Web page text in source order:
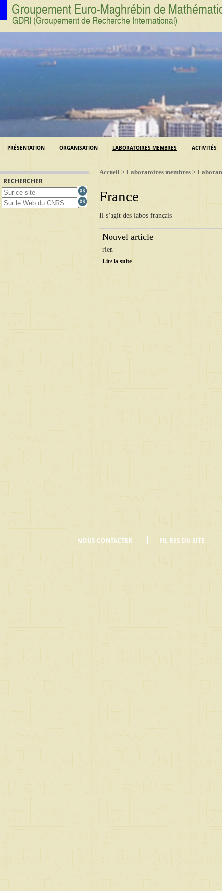
Groupement Euro-Maghrébin de
GDRI (Groupement de Recherche International)
PRÉSENTATION ORGANISATION LABORATOIRES MEMBRES ACTIVITÉS
RECHERCHER
Accueil > Laboratoires membres >
France
Il s’agit des labos français
Nouvel article
rien
Lire la suite
NOUS CONTACTER FIL RSS DU SITE